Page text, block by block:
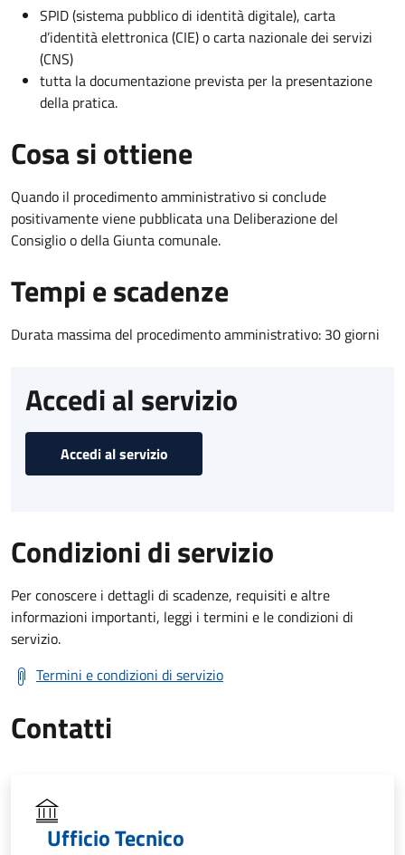
SPID (sistema pubblico di identità digitale), carta
d’identità elettronica (CIE) o carta nazionale dei servizi
(CNS)
tutta la documentazione prevista per la presentazione
della pratica.
Cosa si ottiene
Quando il procedimento amministrativo si conclude
positivamente viene pubblicata una Deliberazione del
Consiglio o della Giunta comunale.
Tempi e scadenze
Durata massima del procedimento amministrativo: 30 giorni
Accedi al servizio
Accedi al servizio
Condizioni di servizio
Per conoscere i dettagli di scadenze, requisiti e altre
informazioni importanti, leggi i termini e le condizioni di
servizio.
Termini e condizioni di servizio
Contatti
Ufficio Tecnico